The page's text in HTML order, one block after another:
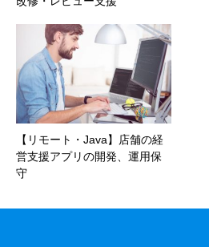
【リモート・Java】店舗の経
営支援アプリの開発、運用保
守